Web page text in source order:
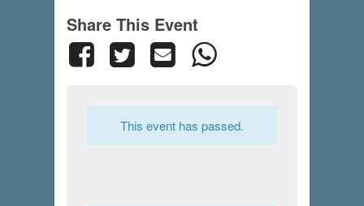
Share This Event
This event has passed.